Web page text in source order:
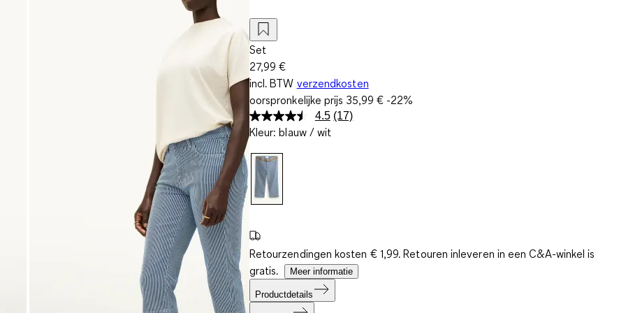
Set
27,99 €
incl. BTW verzendkosten
oorspronkelijke prijs 35,99 € -22%
4.5 Lees
(17)
Kleur: blauw / wit
Retourzendingen kosten € 1,99. Retouren inleveren in een C&A-winkel is
gratis.
Meer informatie
Productdetails